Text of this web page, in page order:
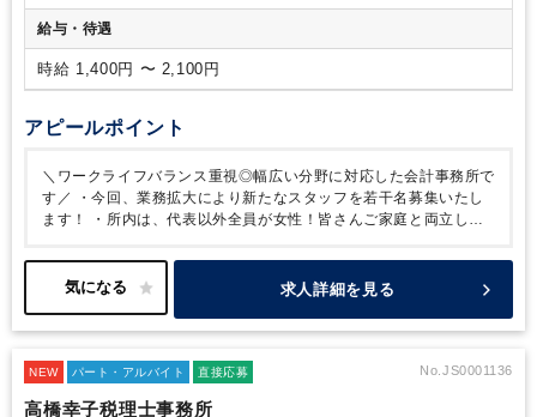
所）
給与・待遇
時給 1,400円 〜 2,100円
アピールポイント
＼ワークライフバランス重視◎幅広い分野に対応した会計事務所で
す／
・今回、業務拡大により新たなスタッフを若干名募集いたし
ます！
・所内は、代表以外全員が女性！皆さんご家庭と両立しな
ていますのでご安心ください♪・将来は社員登用の可能性の道もあ
り、子育てと両立しながらキャリアを築いていける環境です。
～
のご経験やスキルによって業務をお任せいたしますが、徐々に幅を
て業務を進めていくのが当事務所のスタイルです！
ぜひご応募お
求人詳細を見る
NEW パート・アルバイト 直接応募 No.JS0001136
高橋幸子税理士事務所